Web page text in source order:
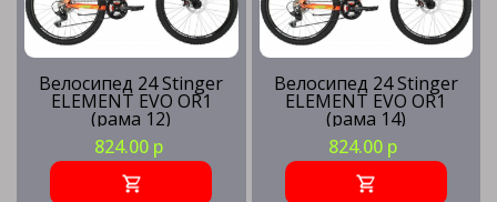
Велосипед 24 Stinger
ELEMENT EVO OR1
(рама 12)
824.00 р
Велосипед 24 Stinger
ELEMENT EVO OR1
(рама 14)
824.00 р